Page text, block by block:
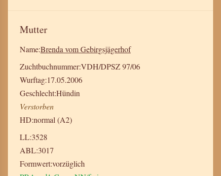
Mutter
Name:Brenda vom Gebirgsjägerhof
Zuchtbuchnummer:VDH/DPSZ 97/06
Wurftag:17.05.2006
Geschlecht:Hündin
Verstorben
HD:normal (A2)
LL:3528
ABL:3017
Formwert:vorzüglich